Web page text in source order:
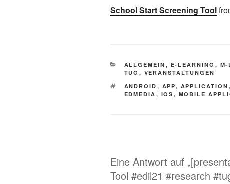
School Start Screening Tool
KATEGORIEN
ALLGEMEIN , E-LEARNING , M-
TUG , VERANSTALTUNGEN
SCHLAGWÖRTER
ANDROID , APP, APPLICATION ,
EDMEDIA , IOS , MOBILE
Eine Antwort auf
Tool #edil21 #research